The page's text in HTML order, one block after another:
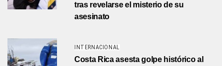
tras revelarse el misterio de su
asesinato
INTERNACIONAL
Costa Rica asesta golpe histórico al